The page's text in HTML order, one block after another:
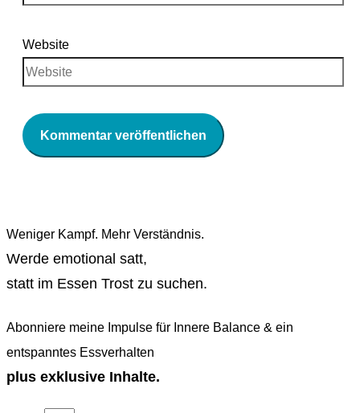
Website
Weniger Kampf. Mehr Verständnis.
Werde emotional satt,
statt im Essen Trost zu suchen.
Abonniere meine Impulse für Innere Balance & ein
entspanntes Essverhalten
plus exklusive Inhalte.